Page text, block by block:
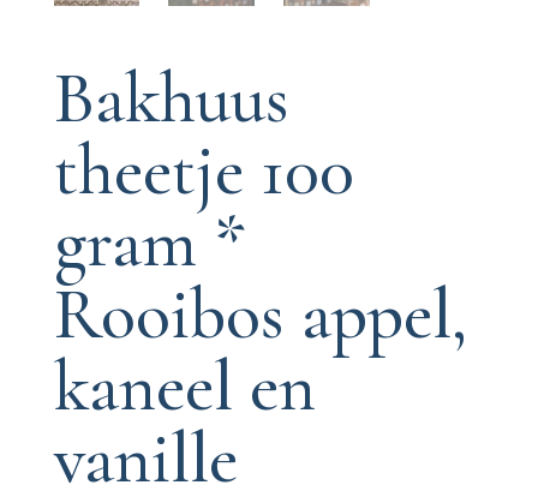
Bakhuus
theetje 100
gram *
Rooibos appel,
kaneel en
vanille